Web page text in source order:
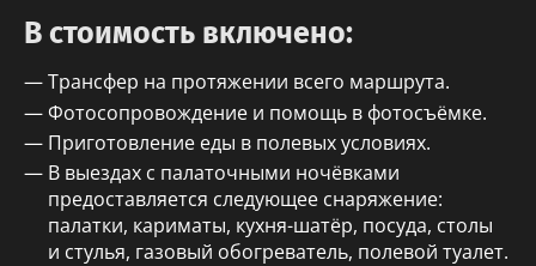
В стоимость включено:
Трансфер на протяжении всего маршрута.
Фотосопровождение и помощь в фотосъёмке.
Приготовление еды в полевых условиях.
В выездах с палаточными ночёвками
предоставляется следующее снаряжение:
палатки, кариматы, кухня-шатёр, посуда, столы
и стулья, газовый обогреватель, полевой туалет.